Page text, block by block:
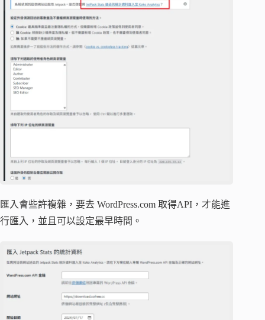
匯入會些許複雜，要去 WordPress.com 取得API，才能進
行匯入，並且可以設定最早時間。